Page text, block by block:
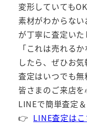
変形していても
素材がわからな
が丁寧に査定い
「これは売れる
したら、ぜひお
査定はいつでも
皆さまのご来店
LINEで簡単査定
👉 LINE査定はこ